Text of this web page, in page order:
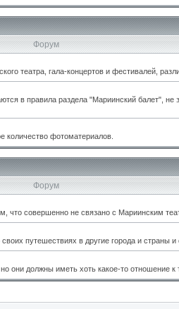
Форум
театра, гала-концертов и фестивалей,
в правила раздела "Мариинский балет",
количество фотоматериалов.
Форум
что совершенно не связано с Мариинским
путешествиях в другие города и страны
должны иметь хоть какое-то отношение к